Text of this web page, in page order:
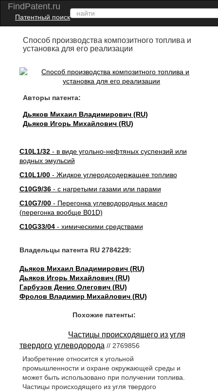
FindPatent.ru
Патентный поиск
Способ производства композитного топлива и
установка для его реализации
Авторы патента:
Дьяков Михаил Владимирович (RU)
Дьяков Игорь Михайлович (RU)
C10L1/32- в виде угольно-нефтяных суспензий или
водных эмульсий
C10L1/00- Жидкое углеродсодержащее топливо
C10G9/36- с нагретыми газами или парами
C10G7/00- Перегонка углеводородных масел
(перегонка вообще B01D)
C10G33/04- химическими средствами
Владельцы патента RU 2784229:
Дьяков Михаил Владимирович (RU)
Дьяков Игорь Михайлович (RU)
Гарбузов Денис Олегович (RU)
Фролов Владимир Михайлович (RU)
Похожие патенты:
Частицы происходящего из угля
твердого углеводорода // 2769856
Изобретение относится к угольной
промышленности и охране окружающей среды и
может быть использовано при получении топлива.
Частицы происходящего из угля твердого